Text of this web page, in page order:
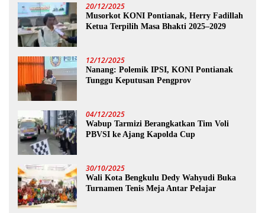
20/12/2025
Musorkot KONI Pontianak, Herry Fadillah
Ketua Terpilih Masa Bhakti 2025–2029
12/12/2025
Nanang: Polemik IPSI, KONI Pontianak
Tunggu Keputusan Pengprov
04/12/2025
Wabup Tarmizi Berangkatkan Tim Voli
PBVSI ke Ajang Kapolda Cup
30/10/2025
Wali Kota Bengkulu Dedy Wahyudi Buka
Turnamen Tenis Meja Antar Pelajar